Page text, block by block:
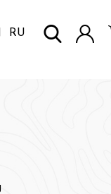
RU